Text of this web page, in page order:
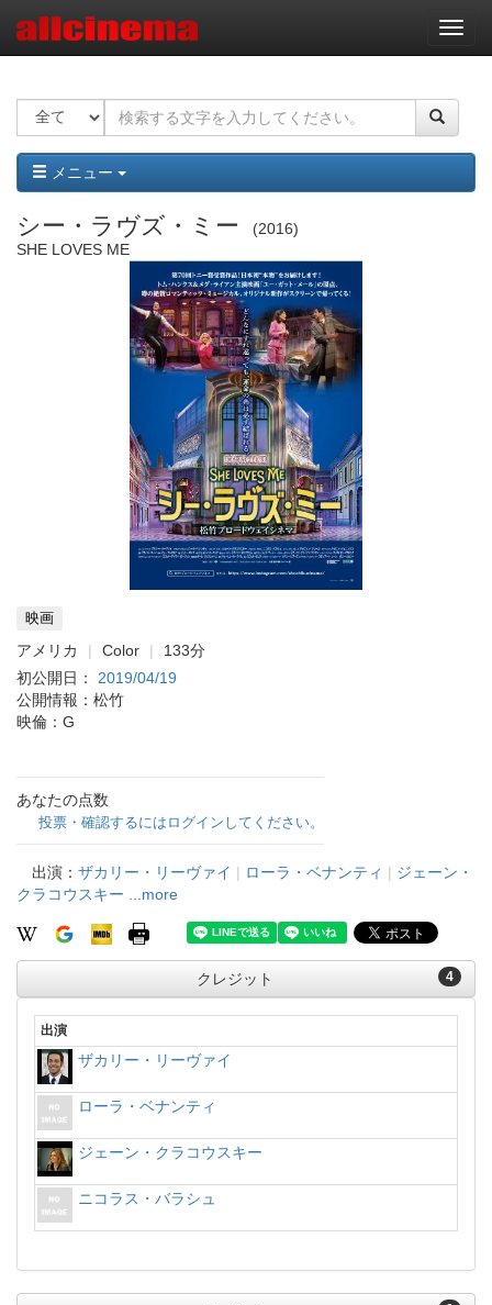
ナ
ビ
ー
ョ
ン
メニュー
シー・ラヴズ・ミー
2016
SHE LOVES ME
映画
アメリカ Color
133分
初公開日： 2019/04/19
公開情報：松竹
映倫：G
あなたの点数
投票・確認するにはログインしてください。
出演： ザカリー・リーヴァイ | ローラ・ベナンティ | ジェーン・
クラコウスキー
...more
4
クレジット
出演
ザカリー・リーヴァイ
ローラ・ベナンティ
ジェーン・クラコウスキー
ニコラス・バラシュ